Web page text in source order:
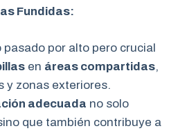
Fundidas:
por alto pero crucial
en áreas compartidas,
y zonas exteriores.
adecuada no solo
que también contribuye a